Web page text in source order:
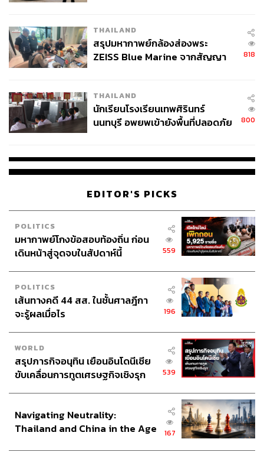
THAILAND
สรุปมหากาพย์กล้องส่องพระ
ZEISS Blue Marine จากสัญญา
จ่ายหนี้-แอบระบุแบรนด์
818
THAILAND
นักเรียนโรงเรียนเทพศิรินทร์
นนทบุรี อพยพเข้ายังพื้นที่ปลอดภัย
800
EDITOR'S PICKS
POLITICS
มหากาพย์โกงข้อสอบท้องถิ่น ก่อน
เดินหน้าสู่จุดจบในสัปดาห์นี้
559
POLITICS
เส้นทางคดี 44 สส. ในชั้นศาลฎีกา
จะรู้ผลเมื่อไร
196
WORLD
สรุปภารกิจอนุทิน เยือนอินโดนีเซีย
ขับเคลื่อนการทูตเศรษฐกิจเชิงรุก
539
Navigating Neutrality:
Thailand and China in the Age
167